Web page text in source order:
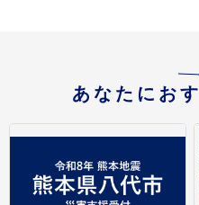
あなたにお